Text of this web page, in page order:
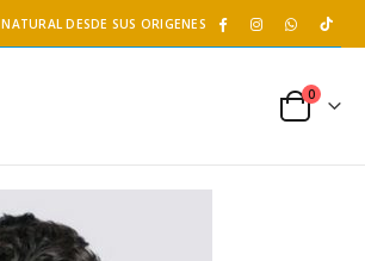
NATURAL DESDE SUS ORIGENES
0